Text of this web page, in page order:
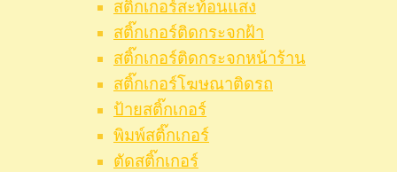
สติ๊กเกอร์สะท้อนแสง
สติ๊กเกอร์ติดกระจกฝ้า
สติ๊กเกอร์ติดกระจกหน้าร้าน
สติ๊กเกอร์โฆษณาติดรถ
ป้ายสติ๊กเกอร์
พิมพ์สติ๊กเกอร์
ตัดสติ๊กเกอร์